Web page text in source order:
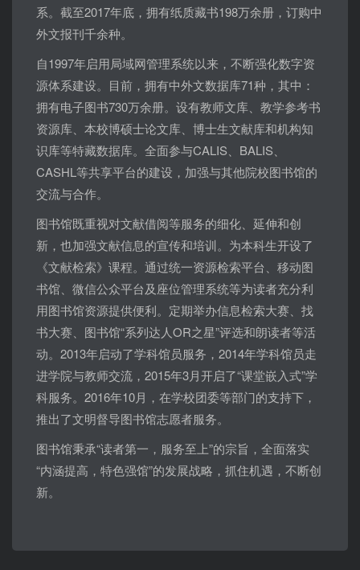
系。截至2017年底，拥有纸质藏书198万余册，订购中
外文报刊千余种。
自1997年启用局域网管理系统以来，不断强化数字资
源体系建设。目前，拥有中外文数据库71种，其中：
拥有电子图书730万余册。设有教师文库、教学参考书
资源库、本校博硕士论文库、博士生文献库和机构知
识库等特藏数据库。全面参与CALIS、BALIS、
CASHL等共享平台的建设，加强与其他院校图书馆的
交流与合作。
图书馆既重视对文献借阅等服务的细化、延伸和创
新，也加强文献信息的宣传和培训。为本科生开设了
《文献检索》课程。通过统一资源检索平台、移动图
书馆、微信公众平台及座位管理系统等为读者充分利
用图书馆资源提供便利。定期举办信息检索大赛、找
书大赛、图书馆“系列达人OR之星”评选和朗读者等活
动。2013年启动了学科馆员服务，2014年学科馆员走
进学院与教师交流，2015年3月开启了“课堂嵌入式”学
科服务。2016年10月，在学校团委等部门的支持下，
推出了文明督导图书馆志愿者服务。
图书馆秉承“读者第一，服务至上”的宗旨，全面落实
“内涵提高，特色强馆”的发展战略，抓住机遇，不断创
新。